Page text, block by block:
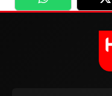
WhatsApp